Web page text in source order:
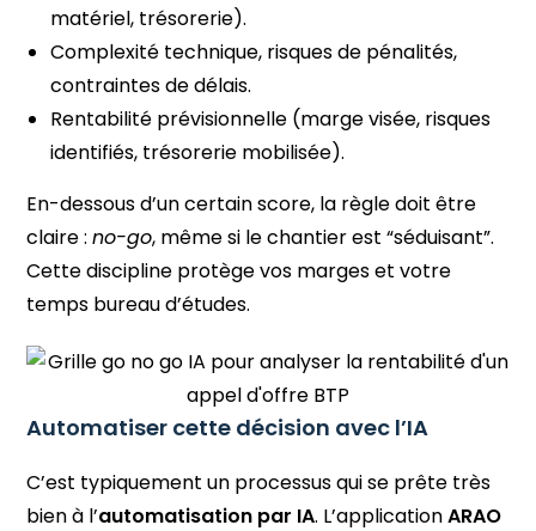
matériel, trésorerie).
Complexité technique, risques de pénalités,
contraintes de délais.
Rentabilité prévisionnelle (marge visée, risques
identifiés, trésorerie mobilisée).
En-dessous d’un certain score, la règle doit être
claire :no-go, même si le chantier est “séduisant”.
Cette discipline protège vos marges et votre
temps bureau d’études.
Automatiser cette décision avec l’IA
C’est typiquement un processus qui se prête très
bien à l’automatisation par IA. L’applicationARAO